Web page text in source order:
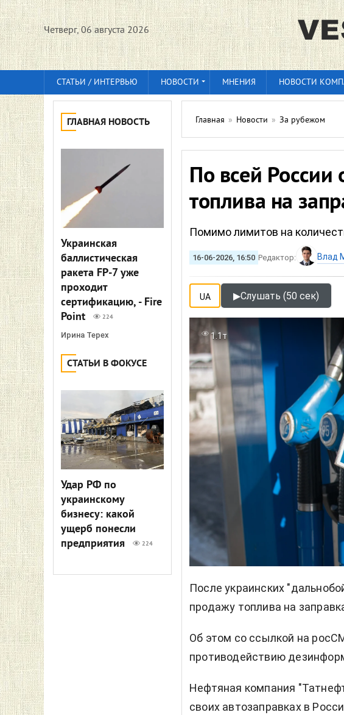
Четверг, 06 августа 2026
СТАТЬИ / ИНТЕРВЬЮ НОВОСТИ МНЕНИЯ НОВОСТИ
ГЛАВНАЯ НОВОСТЬ
Украинская
баллистическая
ракета FP-7 уже
проходит
сертификацию, - Fire
Point
224
Ирина Терех
СТАТЬИ В ФОКУСЕ
Удар РФ по
украинскому
бизнесу: какой
ущерб понесли
предприятия
224
Главная » Новости » За рубежом
По всей России
топлива на
Помимо лимитов на
16-06-2026, 16:50 Редактор: Влад
UA ▶Слушать (50 сек)
1.1т
После украинских
продажу топлива на
Об этом со ссылкой на
противодействию
Нефтяная компания
своих автозаправках в